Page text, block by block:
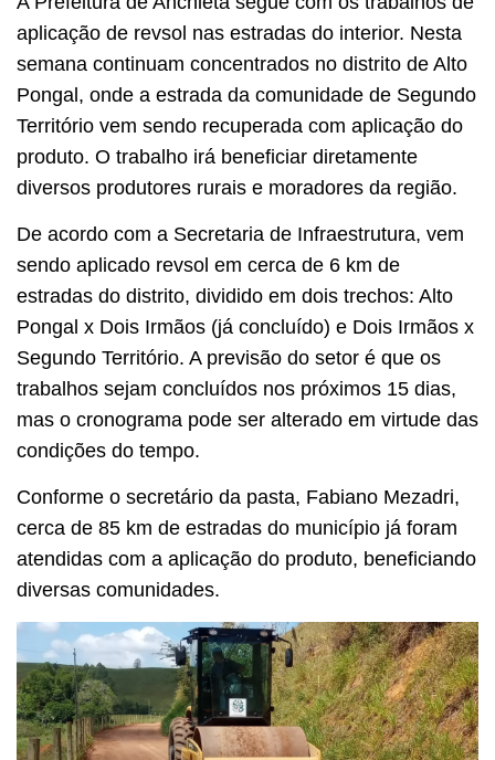
aplicação de revsol nas estradas do interior. Nesta
semana continuam concentrados no distrito de Alto
Pongal, onde a estrada da comunidade de Segundo
Território vem sendo recuperada com aplicação do
produto. O trabalho irá beneficiar diretamente
diversos produtores rurais e moradores da região.
De acordo com a Secretaria de Infraestrutura, vem
sendo aplicado revsol em cerca de 6 km de
estradas do distrito, dividido em dois trechos: Alto
Pongal x Dois Irmãos (já concluído) e Dois Irmãos x
Segundo Território. A previsão do setor é que os
trabalhos sejam concluídos nos próximos 15 dias,
mas o cronograma pode ser alterado em virtude das
condições do tempo.
Conforme o secretário da pasta, Fabiano Mezadri,
cerca de 85 km de estradas do município já foram
atendidas com a aplicação do produto, beneficiando
diversas comunidades.